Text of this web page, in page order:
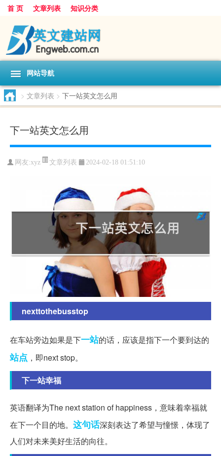
首 页 文章列表 知识分类
网站导航
> 文章列表 > 下一站英文怎么用
下一站英文怎么用
网友:xyz 文章列表 2024-02-18 01:51:10
nexttothebusstop
在车站旁边如果是下一站的话，应该是指下一个要到达的
站点 ，即next stop。
下一站幸福
英语翻译为The next station of happiness，意味着幸福就
在下一个目的地。 这句话深刻表达了希望与憧憬，体现了
人们对未来美好生活的向往。